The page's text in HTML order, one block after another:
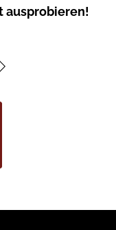
ausprobieren!